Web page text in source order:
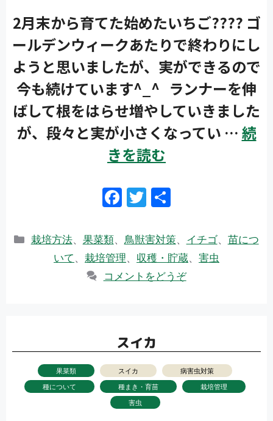
2月末から育てた始めたいちご???? ゴ
ールデンウィークあたりで終わりにし
ようと思いましたが、実ができるので
今も続けています^_^ ランナーを伸
ばして根をはらせ増やしていきました
が、段々と実が小さくなってい … 続
きを読む
F
e
b
o
T
itt
er
カ
栽培方法、 果菜類、 鳥獣害対策、 イチゴ、 苗につ
いて、 栽培管理、 収穫・貯蔵、 害虫
コメントをどうぞ
スイカ
果菜類 スイカ
病害虫対策
種について
種まき・育苗
栽培管理
害虫